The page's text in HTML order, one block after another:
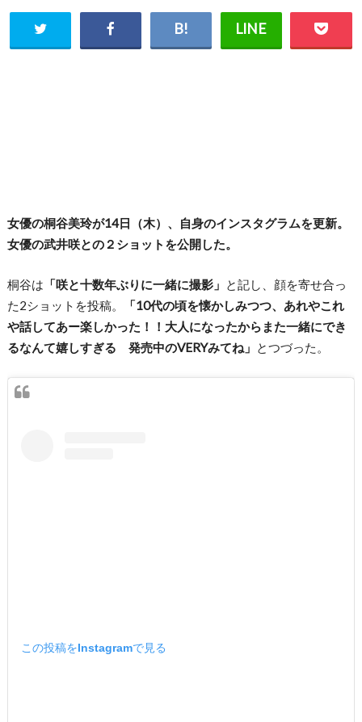
女優の桐谷美玲が14日（木）、自身のインスタグラムを更新。
女優の武井咲との２ショットを公開した。
桐谷は 「咲と十数年ぶりに一緒に撮影」 と記し、顔を寄せ合っ
た2ショットを投稿。
「10代の頃を懐かしみつつ、あれやこれ
や話してあー楽しかった！！大人になったからまた一緒にでき
るなんて嬉しすぎる 発売中のVERYみてね」 とつづった。
この投稿をInstagramで見る